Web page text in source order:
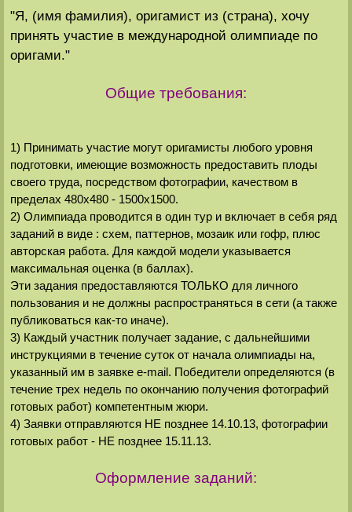
"Я, (имя фамилия), оригамист из (страна), хочу
принять участие в международной олимпиаде по
оригами."
Общие требования:
1) Принимать участие могут оригамисты любого уровня
подготовки, имеющие возможность предоставить плоды
своего труда, посредством фотографии, качеством в
пределах 480х480 - 1500х1500.
2) Олимпиада проводится в один тур и включает в себя ряд
заданий в виде : схем, паттернов, мозаик или гофр, плюс
авторская работа. Для каждой модели указывается
максимальная оценка (в баллах).
Эти задания предоставляются ТОЛЬКО для личного
пользования и не должны распространяться в сети (а также
публиковаться как-то иначе).
3) Каждый участник получает задание, с дальнейшими
инструкциями в течение суток от начала олимпиады на,
указанный им в заявке e-mail. Победители определяются (в
течение трех недель по окончанию получения фотографий
готовых работ) компетентным жюри.
4) Заявки отправляются НЕ позднее 14.10.13, фотографии
готовых работ - НЕ позднее 15.11.13.
Оформление заданий: